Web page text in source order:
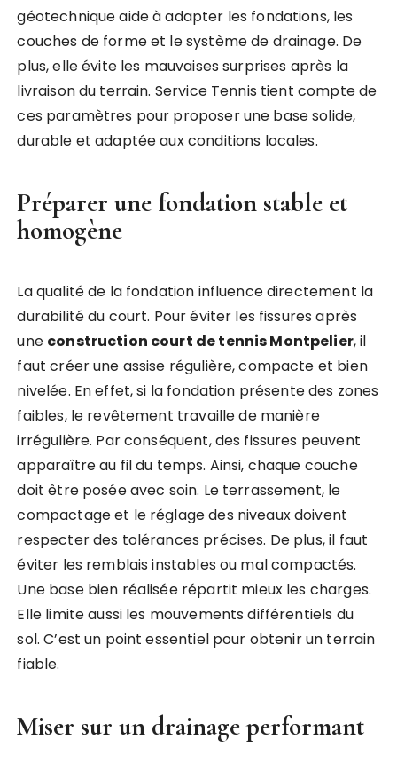
géotechnique aide à adapter les fondations, les
couches de forme et le système de drainage. De
plus, elle évite les mauvaises surprises après la
livraison du terrain. Service Tennis tient compte de
ces paramètres pour proposer une base solide,
durable et adaptée aux conditions locales.
Préparer une fondation stable et
homogène
La qualité de la fondation influence directement la
durabilité du court. Pour éviter les fissures après
une construction court de tennis Montpelier, il
faut créer une assise régulière, compacte et bien
nivelée. En effet, si la fondation présente des zones
faibles, le revêtement travaille de manière
irrégulière. Par conséquent, des fissures peuvent
apparaître au fil du temps. Ainsi, chaque couche
doit être posée avec soin. Le terrassement, le
compactage et le réglage des niveaux doivent
respecter des tolérances précises. De plus, il faut
éviter les remblais instables ou mal compactés.
Une base bien réalisée répartit mieux les charges.
Elle limite aussi les mouvements différentiels du
sol. C’est un point essentiel pour obtenir un terrain
fiable.
Miser sur un drainage performant